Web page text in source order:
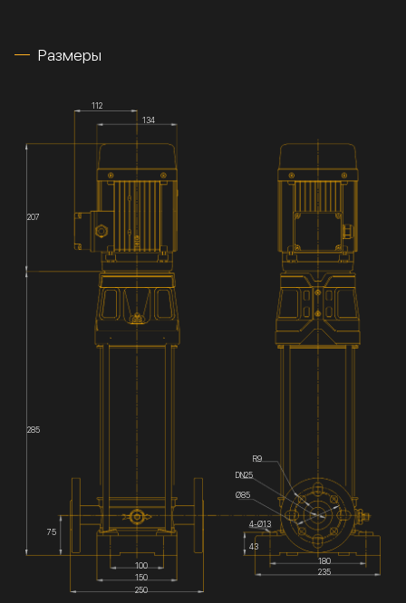
Размеры
DN25
112
134
207
285
75
100
150
250
180
235
43
4-Ø13
Ø85
R9